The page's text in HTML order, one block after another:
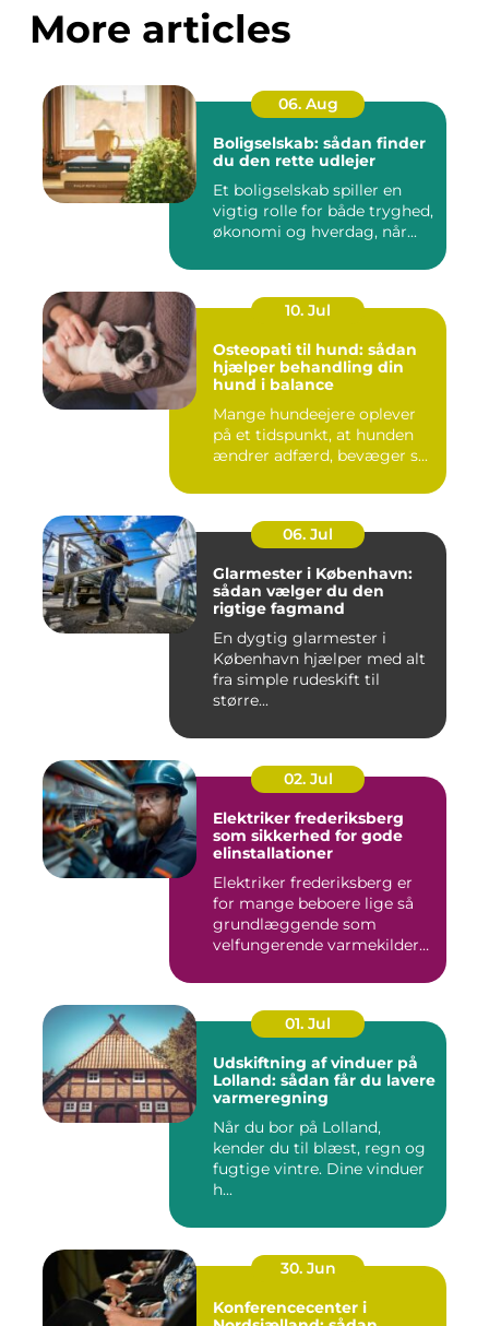
More articles
06. Aug
Boligselskab: sådan finder
du den rette udlejer
Et boligselskab spiller en
vigtig rolle for både tryghed,
økonomi og hverdag, når...
10. Jul
Osteopati til hund: sådan
hjælper behandling din
hund i balance
Mange hundeejere oplever
på et tidspunkt, at hunden
ændrer adfærd, bevæger s...
06. Jul
Glarmester i København:
sådan vælger du den
rigtige fagmand
En dygtig glarmester i
København hjælper med alt
fra simple rudeskift til
større...
02. Jul
Elektriker frederiksberg
som sikkerhed for gode
elinstallationer
Elektriker frederiksberg er
for mange beboere lige så
grundlæggende som
velfungerende varmekilder
01. Jul
Udskiftning af vinduer på
Lolland: sådan får du lavere
varmeregning
Når du bor på Lolland,
kender du til blæst, regn og
fugtige vintre. Dine vinduer
h...
30. Jun
Konferencecenter i